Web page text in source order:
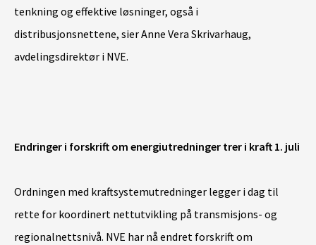
tenkning og effektive løsninger, også i
distribusjonsnettene, sier Anne Vera Skrivarhaug,
avdelingsdirektør i NVE.
Endringer i forskrift om energiutredninger trer i kraft 1. juli
Ordningen med kraftsystemutredninger legger i dag til
rette for koordinert nettutvikling på transmisjons- og
regionalnettsnivå. NVE har nå endret forskrift om